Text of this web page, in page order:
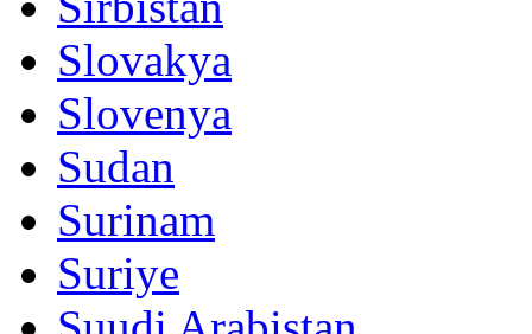
Slovakya
Slovenya
Sudan
Surinam
Suriye